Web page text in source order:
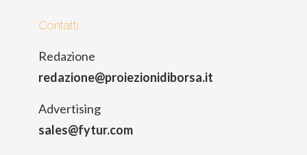
Contatti
Redazione
redazione@proiezionidiborsa.it
Advertising
sales@fytur.com